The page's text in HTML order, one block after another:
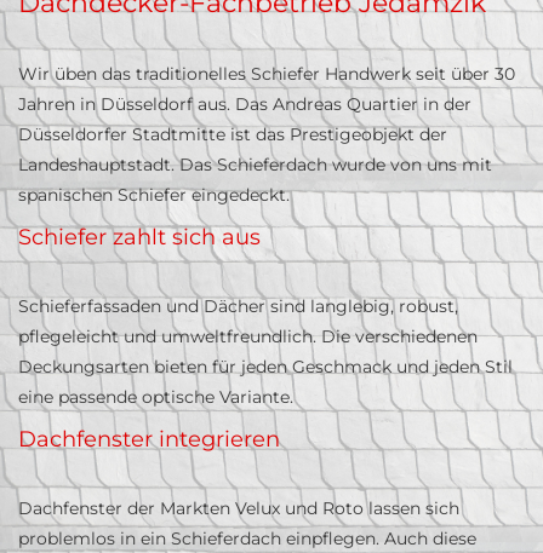
Wir üben das traditionelles Schiefer Handwerk seit über 30
Jahren in Düsseldorf aus. Das Andreas Quartier in der
Düsseldorfer Stadtmitte ist das Prestigeobjekt der
Landeshauptstadt. Das Schieferdach wurde von uns mit
spanischen Schiefer eingedeckt.
Schiefer zahlt sich aus
Schieferfassaden und Dächer sind langlebig, robust,
pflegeleicht und umweltfreundlich. Die verschiedenen
Deckungsarten bieten für jeden Geschmack und jeden Stil
eine passende optische Variante.
Dachfenster integrieren
Dachfenster der Markten Velux und Roto lassen sich
problemlos in ein Schieferdach einpflegen. Auch diese